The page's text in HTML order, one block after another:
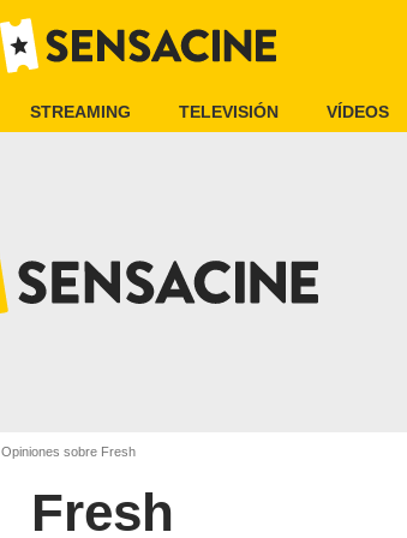
STREAMING TELEVISIÓN VÍDEOS
Opiniones sobre Fresh
Fresh